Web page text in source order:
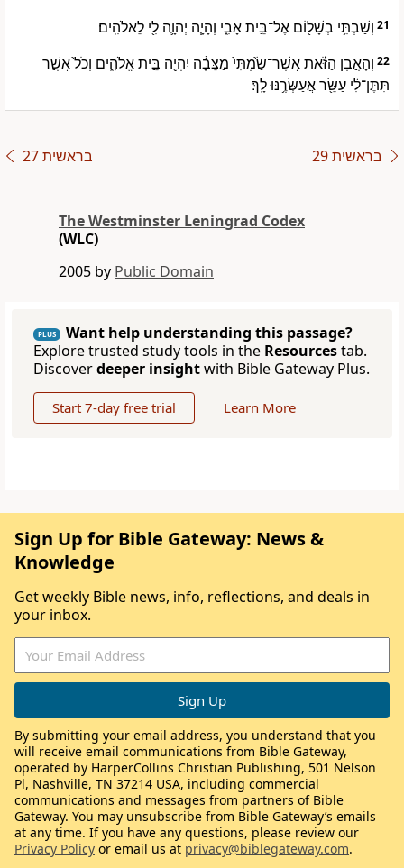
21 וְשַׁבְתִּ֥י בְשָׁל֖וֹם אֶל־בֵּ֣ית אָבִ֑י וְהָיָ֧ה יְהוָ֛ה לִ֖י לֵאלֹהִֽים׃
22 וְהָאֶ֣בֶן הַזֹּ֗את אֲשֶׁר־שַׂ֙מְתִּי֙ מַצֵּבָ֔ה יִהְיֶ֖ה בֵּ֣ית אֱלֹהִ֑ים וְכֹל֙ אֲשֶׁ֣ר
תִּתֶּן־לִ֔י עַשֵּׂ֖ר אֲעַשְּׂרֶ֥נּוּ לָֽךְ׃
בראשית 27 בראשית 29
The Westminster Leningrad Codex
(WLC)
2005 by Public Domain
PLUS
Want help understanding this passage?
Explore trusted study tools in the Resourcestab.
Discoverdeeper insightwith Bible Gateway Plus.
Start 7-day free trial Learn More
Sign Up for Bible Gateway: News &
Knowledge
Get weekly Bible news, info, reflections, and deals in
your inbox.
By submitting your email address, you understand that you
will receive email communications from Bible Gateway,
operated by HarperCollins Christian Publishing, 501 Nelson
Pl, Nashville, TN 37214 USA, including commercial
communications and messages from partners of Bible
Gateway. You may unsubscribe from Bible Gateway’s emails
at any time. If you have any questions, please review our
Privacy Policy or email us at privacy@biblegateway.com.